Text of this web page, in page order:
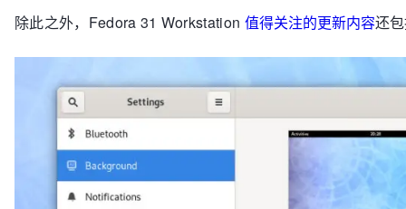
除此之外，Fedora 31 Workstation 值得关注的更新内容还